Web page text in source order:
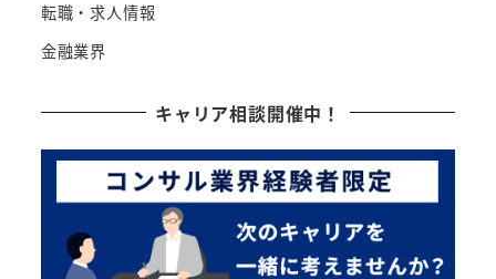
転職・求人情報
金融業界
キャリア相談開催中！